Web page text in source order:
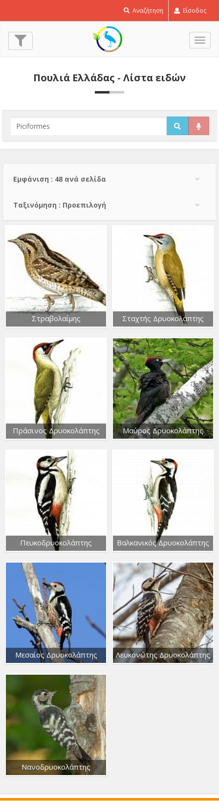
Αναζήτηση Είσοδος
Πουλιά Ελλάδας - Λίστα ειδών
Εμφάνιση : 48 ανά σελίδα
Тαξινόμηση : Προεπιλογή
Στραβολαίμης Σταχτής Δρυοκολάπτης
Πράσινος Δρυοκολάπτης Μαύρος Δρυοκολάπτης
Πευκοδρυοκολάπτης Βαλκανικός Δρυοκολάπτης
Μεσαίος Δρυοκολάπτης Λευκονώτης Δρυοκολάπτης
Νανοδρυοκολάπτης